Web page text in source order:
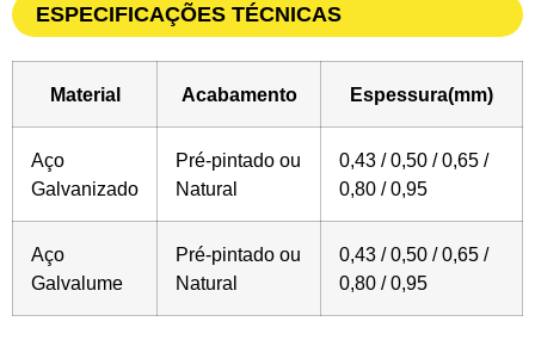
ESPECIFICAÇÕES TÉCNICAS
Material Acabamento Espessura(mm)
Aço
Galvanizado
Pré-pintado ou
Natural
0,43 / 0,50 / 0,65 /
0,80 / 0,95
Aço
Galvalume
Pré-pintado ou
Natural
0,43 / 0,50 / 0,65 /
0,80 / 0,95